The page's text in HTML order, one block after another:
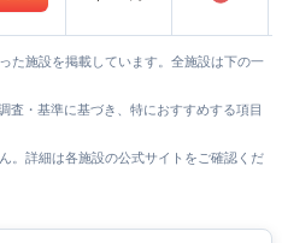
た施設を掲載しています。全施設は下の一
・基準に基づき、特におすすめする項目
。詳細は各施設の公式サイトをご確認くだ